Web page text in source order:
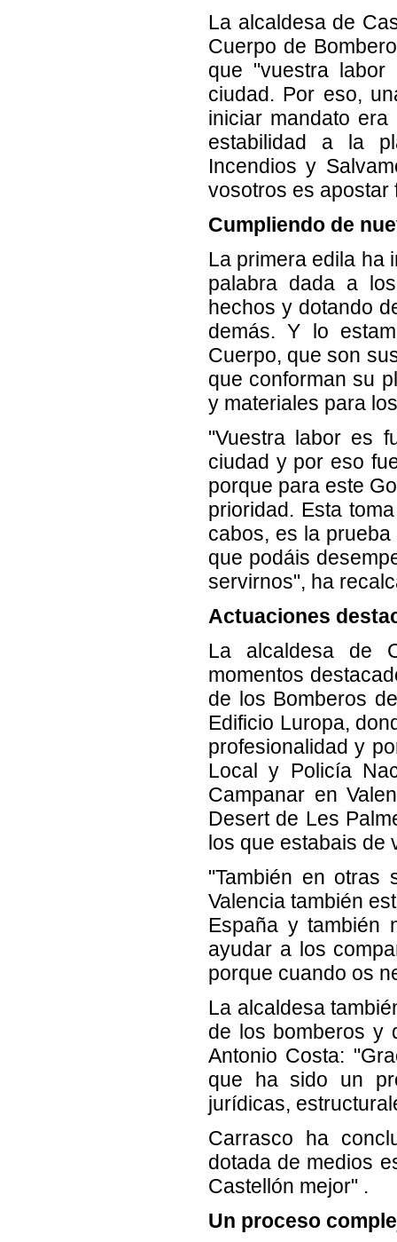
La alcaldesa de
Cuerpo de
que "vuestra labor
ciudad. Por eso,
iniciar mandato
estabilidad a la
Incendios y
vosotros es apostar
Cumpliendo de
La primera edila ha
palabra dada a
hechos y dotando
demás. Y lo
Cuerpo, que son
que conforman su
y materiales para
"Vuestra labor es
ciudad y por eso
porque para este
prioridad. Esta
cabos, es la
que podáis
servirnos", ha
Actuaciones
La alcaldesa de
momentos
de los Bomberos
Edificio Luropa,
profesionalidad y
Local y Policía
Campanar en
Desert de Les
los que estabais de
"También en otras
Valencia también
España y también
ayudar a los
porque cuando os
La alcaldesa
de los bomberos y
Antonio Costa:
que ha sido un
jurídicas,
Carrasco ha
dotada de medios
Castellón mejor" .
Un proceso